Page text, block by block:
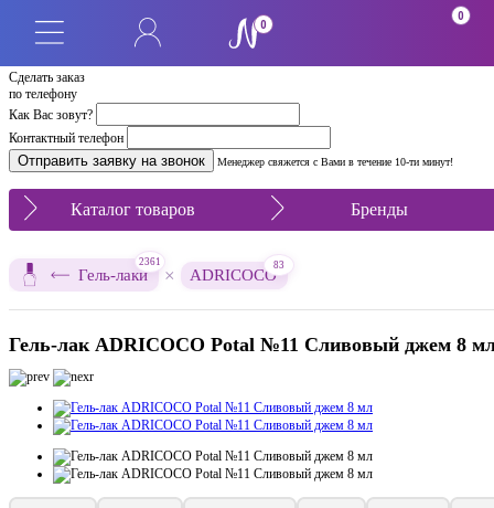
Сделать заказ
по телефону
Как Вас зовут?
Контактный телефон
Менеджер свяжется с Вами в течение 10-ти минут!
0
0
Каталог товаров Бренды
Гель-лаки
2361
× ADRICOCO
83
Гель-лак ADRICOCO Potal №11 Сливовый джем 8